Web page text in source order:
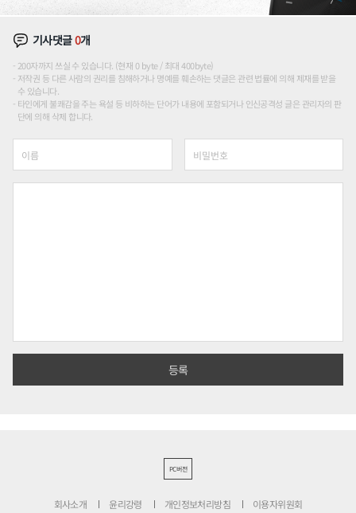
기사댓글0개
200자까지 쓰실 수 있습니다. (현재 0 byte / 최대 400byte)
저작권 등 다른 사람의 권리를 침해하거나 명예를 훼손하는 댓글은 관련 법률에 의해 제재를 받을
수 있습니다.
타인에게 불쾌감을 주는 욕설 등 비하하는 단어가 내용에 포함되거나 인신공격성 글은 관리자의 판
단에 의해 삭제 합니다.
PC버전
회사소개 윤리강령 개인정보처리방침 이용자위원회